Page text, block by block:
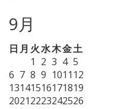
9月
日 月 火水木金土
1 2 3 4 5
6 7 8 9 1011 12
13141516171819
20212223242526